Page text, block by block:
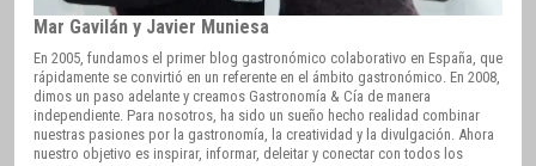
Mar Gavilán y Javier Muniesa
En 2005, fundamos el primer blog gastronómico colaborativo en España, que
rápidamente se convirtió en un referente en el ámbito gastronómico. En 2008,
dimos un paso adelante y creamos Gastronomía & Cía de manera
independiente. Para nosotros, ha sido un sueño hecho realidad combinar
nuestras pasiones por la gastronomía, la creatividad y la divulgación. Ahora
nuestro objetivo es inspirar, informar, deleitar y conectar con todos los